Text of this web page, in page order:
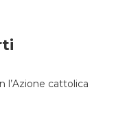
l’Azione cattolica